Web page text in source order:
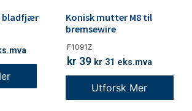
bladfjær
F1091Z
Konisk mutter M8 til
bremsewire
kr 39 kr 31 eks.mva
Utforsk Mer